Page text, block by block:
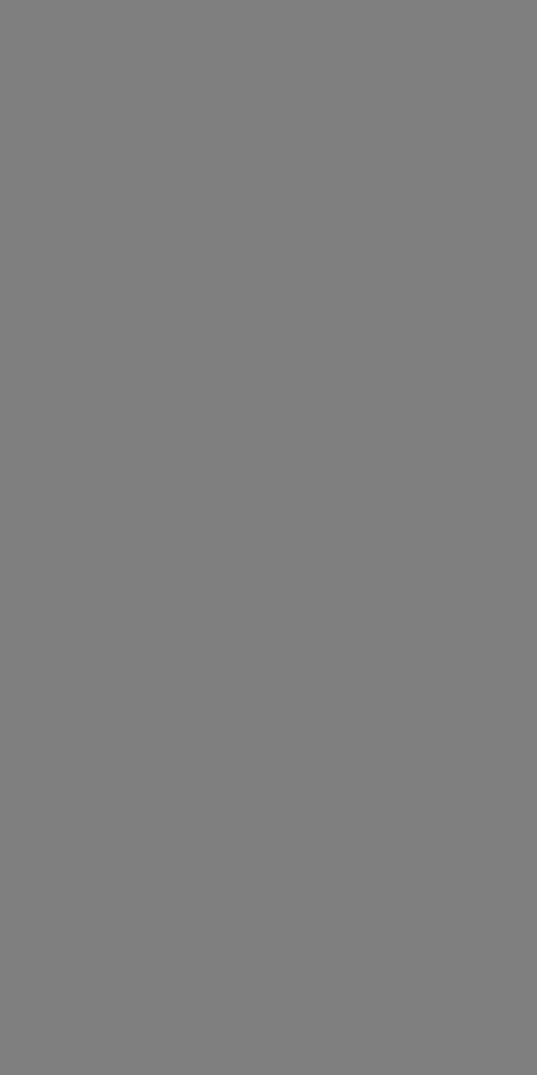
| Barbera
: un voyage gustatif
viticoles du monde entier avec
de vins étrangers d'exception.
trésors cachés du Nouveau Monde,
par une palette de saveurs
rosés, effervescents... Nous
une large gamme de vins étrangers
et toutes les occasions. Que vous
de vins puissants ou délicats, fruités
trouverez forcément le vin étranger
raconte une histoire, un terroir